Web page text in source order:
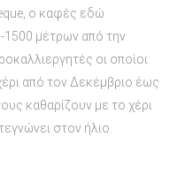
ο καφές εδώ
1500 μέτρων από την
οι οποίοι
από τον Δεκέμβριο έως
καθαρίζουν με το χέρι
στον ήλιο.